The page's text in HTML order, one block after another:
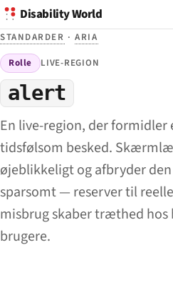
Disability World
STANDARDER ·ARIA
Rolle LIVE-REGION
alert
En live-region, der formidler
tidsfølsom besked.
øjeblikkeligt og afbryder
sparsomt — reserver til
misbrug skaber træthed
brugere.